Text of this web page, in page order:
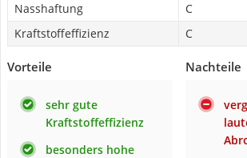
Nasshaftung
C
Kraftstoffeffizienz
C
Vorteile
sehr gute
Kraftstoffeffizienz
besonders hohe
Nachteile